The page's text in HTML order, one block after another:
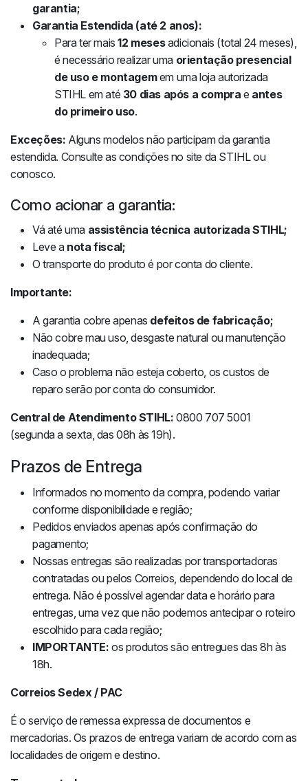
garantia;
Garantia Estendida (até 2 anos):
Para ter mais12 mesesadicionais (total 24 meses),
é necessário realizar uma orientação presencial
de uso e montagemem uma loja autorizada
STIHL em até 30 dias após a compra e antes
do primeiro uso.
Exceções: Alguns modelos não participam da garantia
estendida. Consulte as condições no site da STIHL ou
conosco.
Como acionar a garantia:
Vá até uma assistência técnica autorizada STIHL;
Leve a nota fiscal;
O transporte do produto é por conta do cliente.
Importante:
A garantia cobre apenas defeitos de fabricação;
Não cobre mau uso, desgaste natural ou manutenção
inadequada;
Caso o problema não esteja coberto, os custos de
reparo serão por conta do consumidor.
Central de Atendimento STIHL: 0800 707 5001
(segunda a sexta, das 08h às 19h).
Prazos de Entrega
Informados no momento da compra, podendo variar
conforme disponibilidade e região;
Pedidos enviados apenas após confirmação do
pagamento;
Nossas entregas são realizadas por transportadoras
contratadas ou pelos Correios, dependendo do local de
entrega. Não é possível agendar data e horário para
entregas, uma vez que não podemos antecipar o roteiro
escolhido para cada região;
IMPORTANTE: os produtos são entregues das 8h às
18h.
Correios Sedex / PAC
É o serviço de remessa expressa de documentos e
mercadorias. Os prazos de entrega variam de acordo com as
localidades de origem e destino.